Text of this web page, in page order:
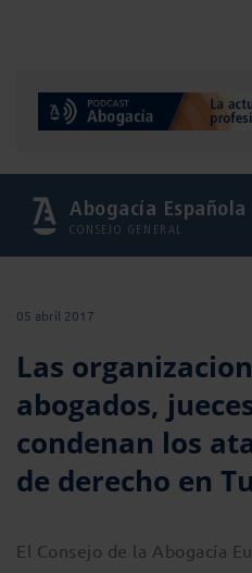
Abogacía Española
CONSEJO GENERAL
05 abril 2017
Las
abogados,
condenan los
de derecho en
El Consejo de la Abogacía